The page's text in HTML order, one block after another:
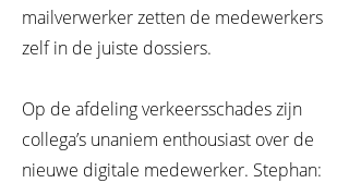
mailverwerker zetten de medewerkers
zelf in de juiste dossiers.
Op de afdeling verkeersschades zijn
collega’s unaniem enthousiast over de
nieuwe digitale medewerker. Stephan: